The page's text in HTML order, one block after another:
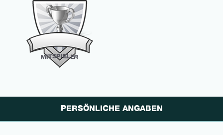
MITSPIELER
PERSÖNLICHE ANGABEN